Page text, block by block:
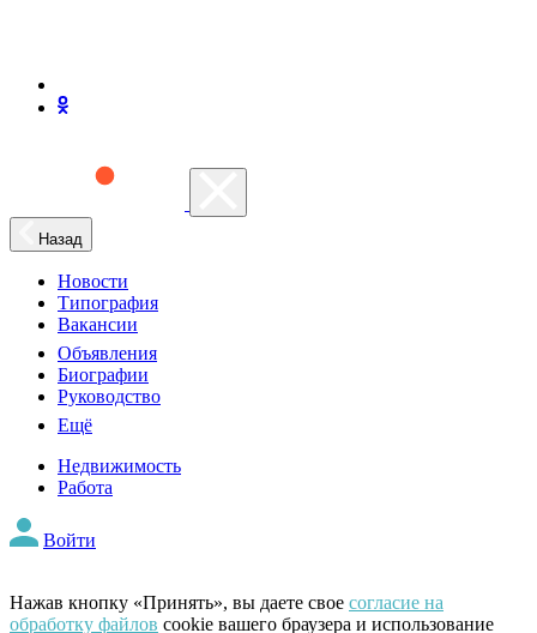
Назад
Новости
Типография
Вакансии
Объявления
Биографии
Руководство
Ещё
Недвижимость
Работа
Войти
Нажав кнопку «Принять», вы даете свое согласие на
обработку файлов cookie вашего браузера и использование